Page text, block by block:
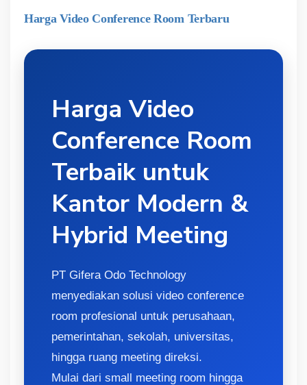
Harga Video Conference Room Terbaru
Harga Video
Conference Room
Terbaik untuk
Kantor Modern &
Hybrid Meeting
PT Gifera Odo Technology
menyediakan solusi video conference
room profesional untuk perusahaan,
pemerintahan, sekolah, universitas,
hingga ruang meeting direksi.
Mulai dari small meeting room hingga